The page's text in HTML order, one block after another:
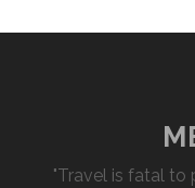
"Travel is fatal to